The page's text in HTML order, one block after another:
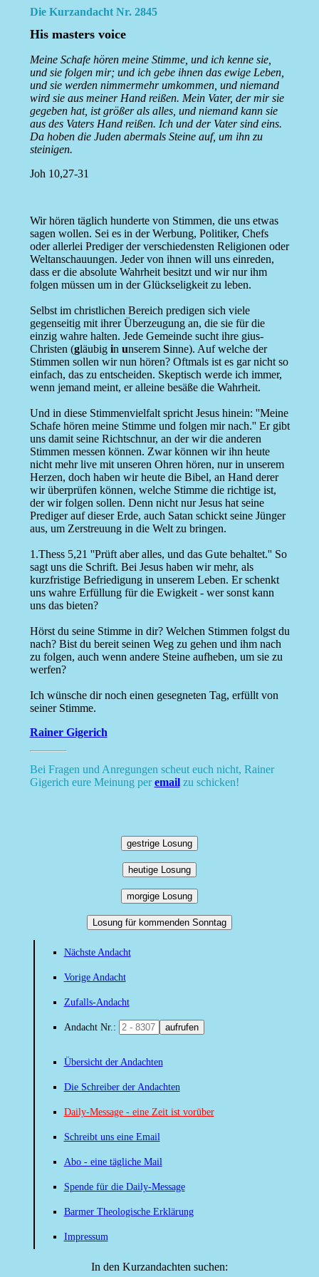
Die Kurzandacht Nr. 2845
His masters voice
Meine Schafe hören meine Stimme, und ich kenne sie,
und sie folgen mir; und ich gebe ihnen das ewige Leben,
und sie werden nimmermehr umkommen, und niemand
wird sie aus meiner Hand reißen. Mein Vater, der mir sie
gegeben hat, ist größer als alles, und niemand kann sie
aus des Vaters Hand reißen. Ich und der Vater sind eins.
Da hoben die Juden abermals Steine auf, um ihn zu
steinigen.
Joh 10,27-31
Wir hören täglich hunderte von Stimmen, die uns etwas
sagen wollen. Sei es in der Werbung, Politiker, Chefs
oder allerlei Prediger der verschiedensten Religionen oder
Weltanschauungen. Jeder von ihnen will uns einreden,
dass er die absolute Wahrheit besitzt und wir nur ihm
folgen müssen um in der Glückseligkeit zu leben.
Selbst im christlichen Bereich predigen sich viele
gegenseitig mit ihrer Überzeugung an, die sie für die
einzig wahre halten. Jede Gemeinde sucht ihre gius-
Christen (gläubig in unserem Sinne). Auf welche der
Stimmen sollen wir nun hören? Oftmals ist es gar nicht so
einfach, das zu entscheiden. Skeptisch werde ich immer,
wenn jemand meint, er alleine besäße die Wahrheit.
Und in diese Stimmenvielfalt spricht Jesus hinein: ''Meine
Schafe hören meine Stimme und folgen mir nach.'' Er gibt
uns damit seine Richtschnur, an der wir die anderen
Stimmen messen können. Zwar können wir ihn heute
nicht mehr live mit unseren Ohren hören, nur in unserem
Herzen, doch haben wir heute die Bibel, an Hand derer
wir überprüfen können, welche Stimme die richtige ist,
der wir folgen sollen. Denn nicht nur Jesus hat seine
Prediger auf dieser Erde, auch Satan schickt seine Jünger
aus, um Zerstreuung in die Welt zu bringen.
1.Thess 5,21 ''Prüft aber alles, und das Gute behaltet.'' So
sagt uns die Schrift. Bei Jesus haben wir mehr, als
kurzfristige Befriedigung in unserem Leben. Er schenkt
uns wahre Erfüllung für die Ewigkeit - wer sonst kann
uns das bieten?
Hörst du seine Stimme in dir? Welchen Stimmen folgst du
nach? Bist du bereit seinen Weg zu gehen und ihm nach
zu folgen, auch wenn andere Steine aufheben, um sie zu
werfen?
Ich wünsche dir noch einen gesegneten Tag, erfüllt von
seiner Stimme.
Rainer Gigerich
Bei Fragen und Anregungen scheut euch nicht, Rainer
Gigerich eure Meinung peremailzu schicken!
gestrige Losung
heutige Losung
morgige Losung
Losung für kommenden Sonntag
Nächste Andacht
Vorige Andacht
Zufalls-Andacht
Andacht Nr.: aufrufen
Übersicht der Andachten
Die Schreiber der Andachten
Daily-Message - eine Zeit ist vorüber
Schreibt uns eine Email
Abo - eine tägliche Mail
Spende für die Daily-Message
Barmer Theologische Erklärung
Impressum
In den Kurzandachten suchen: